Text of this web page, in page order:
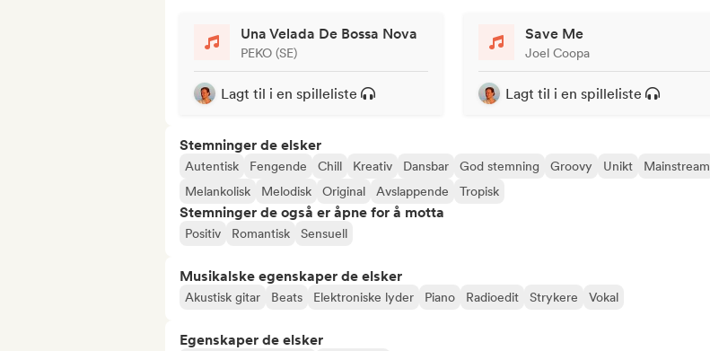
Una Velada De Bossa Nova
PEKO (SE)
Lagt til i en spilleliste
Save Me
Joel Coopa
Lagt til i en spilleliste
Stemninger de elsker
Autentisk Fengende Chill Kreativ Dansbar God stemning Groovy Unikt
Mainstream
Melankolisk
Melodisk Original Avslappende Tropisk
Stemninger de også er åpne for å motta
Positiv Romantisk Sensuell
Musikalske egenskaper de elsker
Akustisk gitar Beats Elektroniske lyder Piano Radioedit Strykere Vokal
Egenskaper de elsker